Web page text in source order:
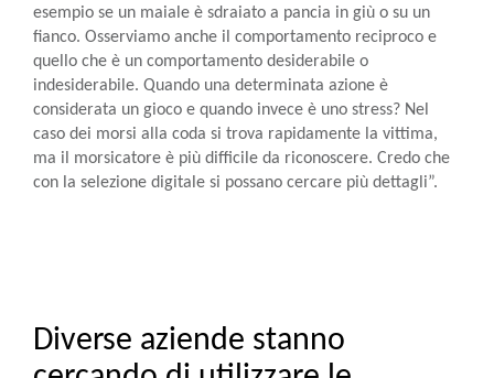
esempio se un maiale è sdraiato a pancia in giù o su un
fianco. Osserviamo anche il comportamento reciproco e
quello che è un comportamento desiderabile o
indesiderabile. Quando una determinata azione è
considerata un gioco e quando invece è uno stress? Nel
caso dei morsi alla coda si trova rapidamente la vittima,
ma il morsicatore è più difficile da riconoscere. Credo che
con la selezione digitale si possano cercare più dettagli”.
Diverse aziende stanno